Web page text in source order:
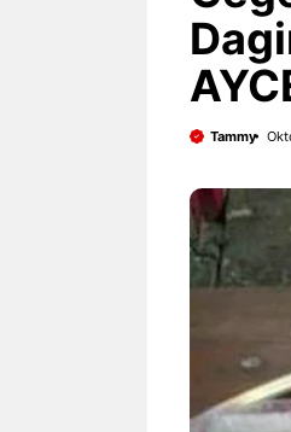
Tammy
NEWS TNG– Bandung –
Menyambut pergantian
2026, restoran all you can
Kakkoii All You Can Eat